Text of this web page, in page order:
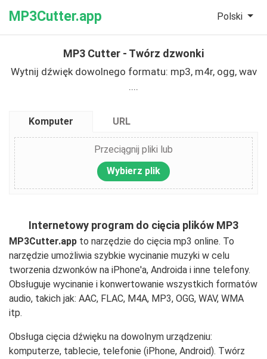
MP3Cutter.app Polski‎
MP3 Cutter - Twórz dzwonki
Wytnij dźwięk dowolnego formatu: mp3, m4r, ogg, wav
....
Komputer URL
Przeciągnij pliki lub
Wybierz plik
Internetowy program do cięcia plików MP3
MP3Cutter.app to narzędzie do cięcia mp3 online. To
narzędzie umożliwia szybkie wycinanie muzyki w celu
tworzenia dzwonków na iPhone'a, Androida i inne telefony.
Obsługuje wycinanie i konwertowanie wszystkich formatów
audio, takich jak: AAC, FLAC, M4A, MP3, OGG, WAV, WMA
itp.
Obsługa cięcia dźwięku na dowolnym urządzeniu:
komputerze, tablecie, telefonie (iPhone, Android). Twórz